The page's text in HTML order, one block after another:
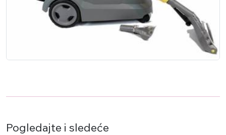
Pogledajte i sledeće